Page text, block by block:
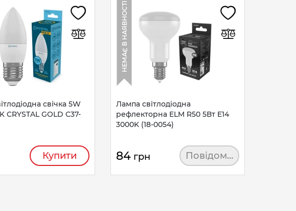
свічка 5W
CRYSTAL GOLD C37-
Купити
Лампа світлодіодна
рефлекторна ELM R50 5Вт E14
3000K (18-0054)
84 грн Повідомити
НЕМАЄ В НАЯВНОСТІ